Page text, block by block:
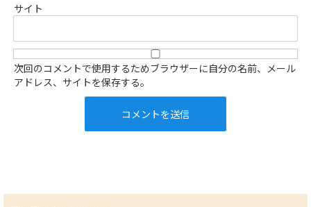
サイト
次回のコメントで使用するためブラウザーに自分の名前、メール
アドレス、サイトを保存する。